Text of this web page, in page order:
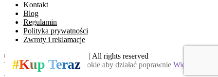
#Kup Teraz
Kontakt
Blog
Regulamin
Polityka prywatności
Zwroty i reklamacje
© TRIMNOS Sp. J. | 2026 | All rights reserved
Ta strona używa plików cookie aby działać poprawnie Więcej
Akceptuj